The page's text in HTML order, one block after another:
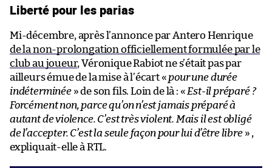
Liberté pour les parias
Mi-décembre, après l’annonce par Antero Henrique
de la non-prolongation officiellement formulée par le
club au joueur, Véronique Rabiot ne s’était pas par
ailleurs émue de la mise à l’écart « pour une durée
indéterminée» de son fils. Loin de là : « Est-il préparé ?
Forcément non, parce qu’on n’est jamais préparé à
autant de violence. C’est très violent. Mais il est obligé
de l’accepter. C’est la seule façon pour lui d’être libre» ,
expliquait-elle à RTL.